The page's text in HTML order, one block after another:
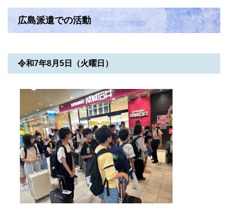
広島派遣での活動
令和7年8月5日（火曜日）